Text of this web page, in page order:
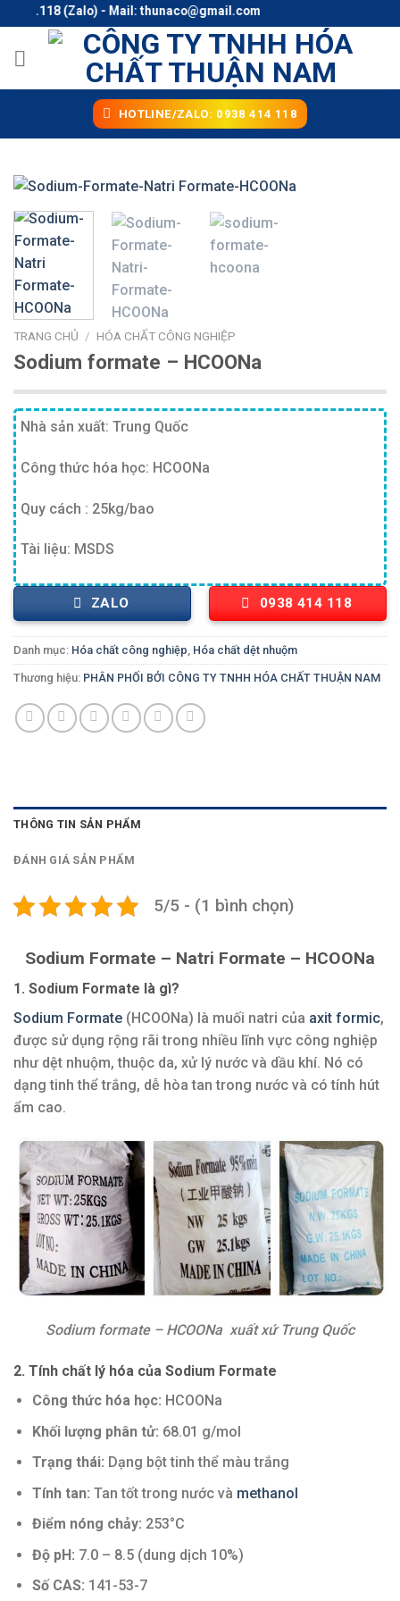
to
content
(Zalo) - Mail: thunaco@gmail.com
HOTLINE/ZALO: 0938 414 118
TRANG CHỦ / HÓA CHẤT CÔNG NGHIỆP
Sodium formate – HCOONa
Nhà sản xuất: Trung Quốc
Công thức hóa học: HCOONa
Quy cách : 25kg/bao
Tài liệu: MSDS
ZALO 0938 414 118
Danh mục: Hóa chất công nghiệp Hóa chất dệt nhuộm
Thương hiệu: PHÂN PHỐI BỞI CÔNG TY TNHH HÓA CHẤT THUẬN NAM
THÔNG TIN SẢN PHẨM
ĐÁNH GIÁ SẢN PHẨM
5/5 - (1 bình chọn)
Sodium Formate – Natri Formate – HCOONa
1. Sodium Formate là gì?
Sodium Formate (HCOONa) là muối natri của axit formic,
được sử dụng rộng rãi trong nhiều lĩnh vực công nghiệp
như dệt nhuộm, thuộc da, xử lý nước và dầu khí. Nó có
dạng tinh thể trắng, dễ hòa tan trong nước và có tính hút
ẩm cao.
Sodium formate – HCOONa xuất xứ Trung Quốc
2. Tính chất lý hóa của Sodium Formate
Công thức hóa học: HCOONa
Khối lượng phân tử: 68.01 g/mol
Trạng thái: Dạng bột tinh thể màu trắng
Tính tan: Tan tốt trong nước và methanol
Điểm nóng chảy: 253°C
Độ pH: 7.0 – 8.5 (dung dịch 10%)
Số CAS: 141-53-7